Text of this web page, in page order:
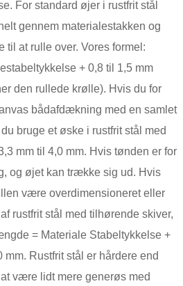
For standard øjer i rustfrit stål
gennem materialestakken og
at rulle over. Vores formel:
+ 0,8 til 1,5 mm
den rullede krølle). Hvis du for
bådafdækning med en samlet
bruge et øske i rustfrit stål med
mm til 4,0 mm. Hvis tønden er for
og øjet kan trække sig ud. Hvis
være overdimensioneret eller
rustfrit stål med tilhørende skiver,
= Materiale Stabeltykkelse +
Rustfrit stål er hårdere end
være lidt mere generøs med